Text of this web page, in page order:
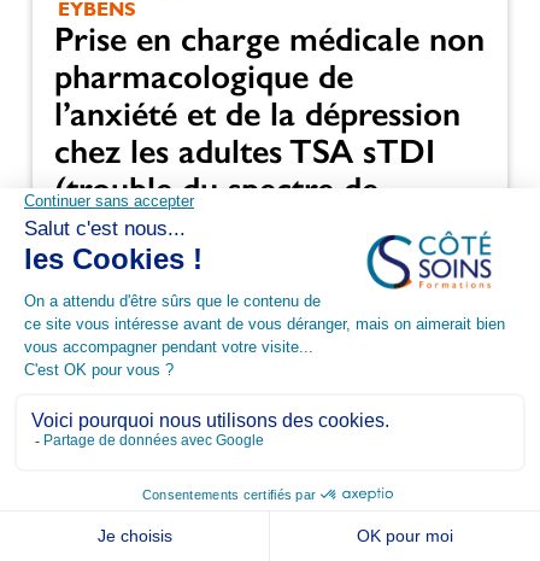
EYBENS
Prise en charge médicale non
pharmacologique de
l’anxiété et de la dépression
chez les adultes TSA sTDI
(trouble du spectre de
l’autisme sans trouble du
développement intellectuel)
DPC
Neuro-Psychiatrie
VOIR LA FORMATION